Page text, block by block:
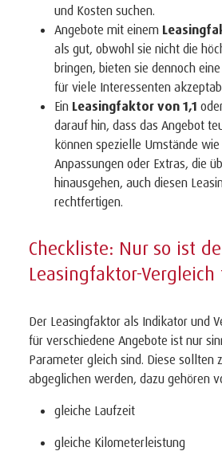
und Kosten suchen.
Angebote mit einem
als gut, obwohl sie nicht die
bringen, bieten sie dennoch
für viele Interessenten
Ein Leasingfaktor von 1,1
darauf hin, dass das Angebot
können spezielle Umstände
Anpassungen oder Extras, die
hinausgehen, auch diesen
rechtfertigen.
Checkliste: Nur so ist
Leasingfaktor-
Der Leasingfaktor als Indikator und
für verschiedene Angebote ist nur
Parameter gleich sind. Diese sollten
abgeglichen werden, dazu gehören
gleiche Laufzeit
gleiche Kilometerleistung